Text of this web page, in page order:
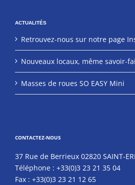
ACTUALITÉS
Retrouvez-nous sur notre page
Nouveaux locaux, même savoir-
Masses de roues SO EASY Mini
CONTACTEZ-NOUS
37 Rue de Berrieux 02820 SAINT-
Téléphone : +33(0)3 23 21 35 04
Fax : +33(0)3 23 21 12 65